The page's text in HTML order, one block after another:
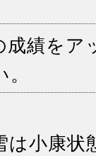
成績をア
は小康状